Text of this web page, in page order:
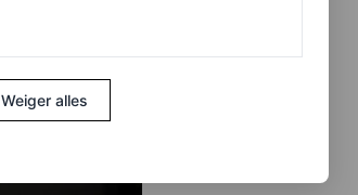
Weiger alles